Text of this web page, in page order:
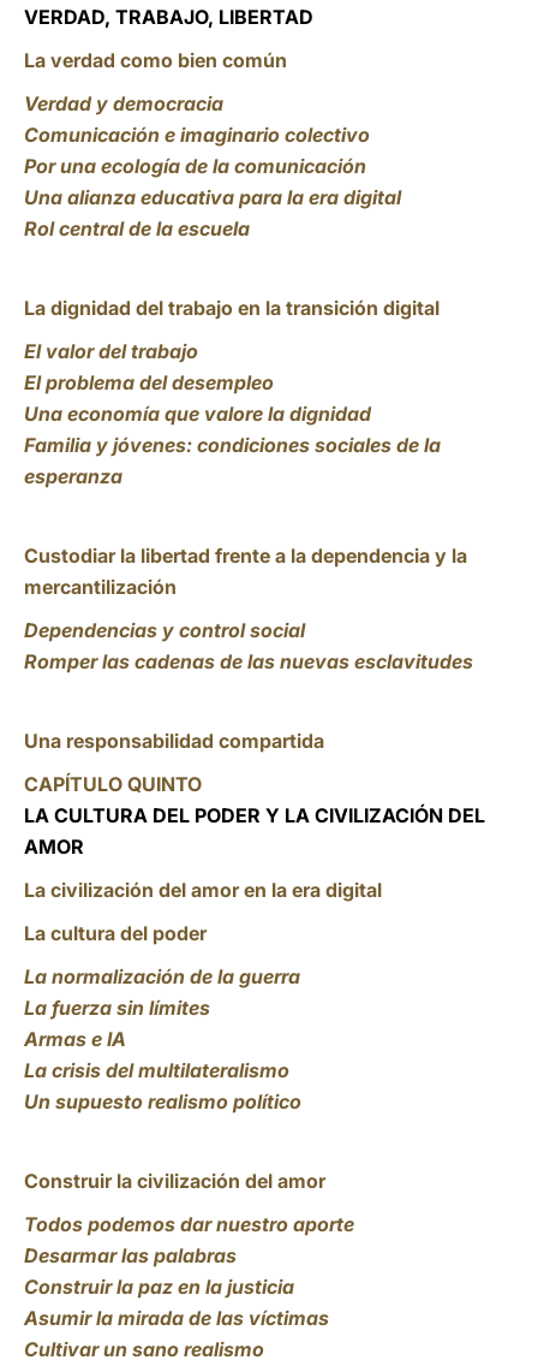
VERDAD, TRABAJO, LIBERTAD
La verdad como bien común
Verdad y democracia
Comunicación e imaginario colectivo
Por una ecología de la comunicación
Una alianza educativa para la era digital
Rol central de la escuela
La dignidad del trabajo en la transición digital
El valor del trabajo
El problema del desempleo
Una economía que valore la dignidad
Familia y jóvenes: condiciones sociales de la
esperanza
Custodiar la libertad frente a la dependencia y la
mercantilización
Dependencias y control social
Romper las cadenas de las nuevas esclavitudes
Una responsabilidad compartida
CAPÍTULO QUINTO
LA CULTURA DEL PODER Y LA CIVILIZACIÓN DEL
AMOR
La civilización del amor en la era digital
La cultura del poder
La normalización de la guerra
La fuerza sin límites
Armas e IA
La crisis del multilateralismo
Un supuesto realismo político
Construir la civilización del amor
Todos podemos dar nuestro aporte
Desarmar las palabras
Construir la paz en la justicia
Asumir la mirada de las víctimas
Cultivar un sano realismo